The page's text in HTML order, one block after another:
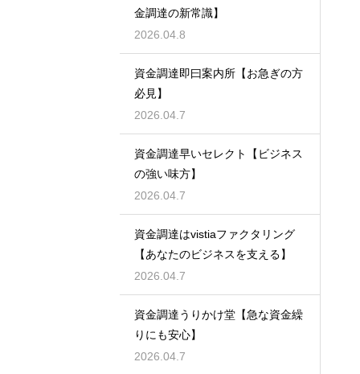
金調達の新常識】
2026.04.8
資金調達即曰案内所【お急ぎの方
必見】
2026.04.7
資金調達早いセレクト【ビジネス
の強い味方】
2026.04.7
資金調達はvistiaファクタリング
【あなたのビジネスを支える】
2026.04.7
資金調達うりかけ堂【急な資金繰
りにも安心】
2026.04.7